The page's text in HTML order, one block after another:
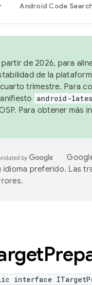
Android Code
de 2026, para
de la
trimestre. Para
android-
Para obtener más
idioma preferido. Las
interface